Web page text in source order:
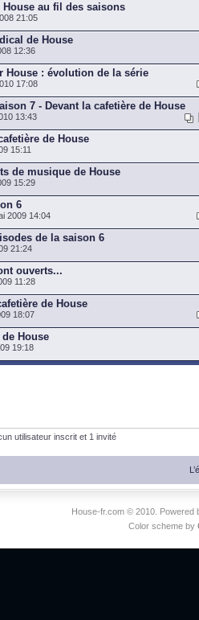
House au fil des saisons
21:05
de House
12:36
House : évolution de la série
17:08
7 - Devant la cafetière de House
13:43
de House
15:11
de musique de House
15:29
6
2009 14:04
de la saison 6
21:24
ouverts...
11:28
de House
18:07
House
19:18
utilisateur inscrit et 1 invité
House-fr.com © 2010. Powered
Color scheme by